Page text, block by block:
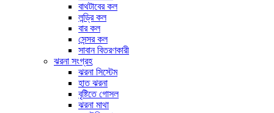
বাথটাবের কল
লন্ড্রি কল
বার কল
সেন্সর কল
সাবান বিতরণকারী
ঝরনা সংগ্রহ
ঝরনা সিস্টেম
হাত ঝরনা
বৃষ্টিতে গোসল
ঝরনা মাথা